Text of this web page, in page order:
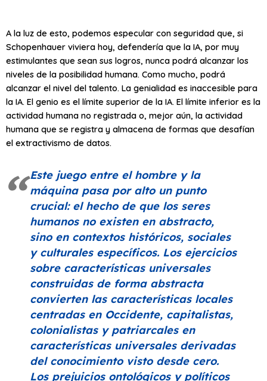
A la luz de esto, podemos especular con seguridad que, si
Schopenhauer viviera hoy, defendería que la IA, por muy
estimulantes que sean sus logros, nunca podrá alcanzar los
niveles de la posibilidad humana. Como mucho, podrá
alcanzar el nivel del talento. La genialidad es inaccesible para
la IA. El genio es el límite superior de la IA. El límite inferior es la
actividad humana no registrada o, mejor aún, la actividad
humana que se registra y almacena de formas que desafían
el extractivismo de datos.
Este juego entre el hombre y la
máquina pasa por alto un punto
crucial: el hecho de que los seres
humanos no existen en abstracto,
sino en contextos históricos, sociales
y culturales específicos. Los ejercicios
sobre características universales
construidas de forma abstracta
convierten las características locales
centradas en Occidente, capitalistas,
colonialistas y patriarcales en
características universales derivadas
del conocimiento visto desde cero.
Los prejuicios ontológicos y políticos